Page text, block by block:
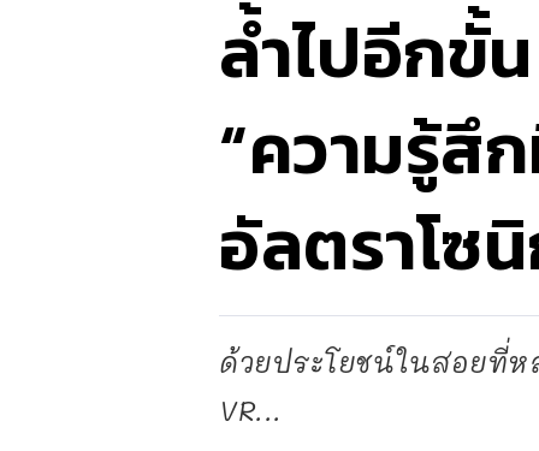
ล้ำไปอีกขั้
“ความรู้สึ
อัลตราโซ
ด้วยประโยชน์ในสอยที่
VR...